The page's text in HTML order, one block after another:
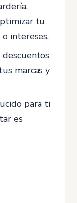
tu
intereses.
marcas y
para ti
es